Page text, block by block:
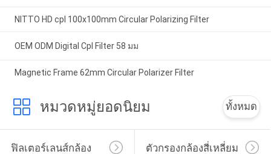
NITTO HD cpl 100x100mm Circular Polarizing Filter
OEM ODM Digital Cpl Filter 58 มม
Magnetic Frame 62mm Circular Polarizer Filter
หมวดหมู่ยอดนิยม ทั้งหมด
ฟิลเตอร์เลนส์กล้อง ตัวกรองกล้องสี่เหลี่ยม